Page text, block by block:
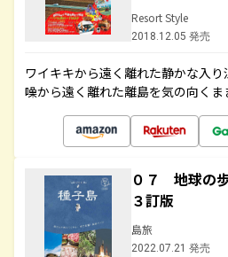
Resort Style
2018.12.05 発売
ワイキキから遠く離れた静かな入
噪から遠く離れた離島を気の向く
０７ 地球の
３訂版
島旅
2022.07.21 発売